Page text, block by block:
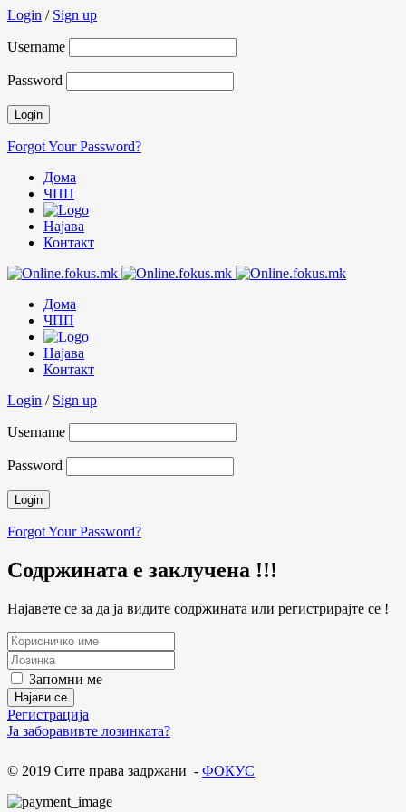
Login / Sign up
Username
Password
Forgot Your Password?
Дома
ЧПП
Најава
Контакт
Дома
ЧПП
Најава
Контакт
Login / Sign up
Username
Password
Forgot Your Password?
Содржината е заклучена !!!
Најавете се за да ја видите содржината или регистрирајте се !
Запомни ме
Регистрација
Ја заборавивте лозинката?
© 2019 Сите права задржани - ФОКУС